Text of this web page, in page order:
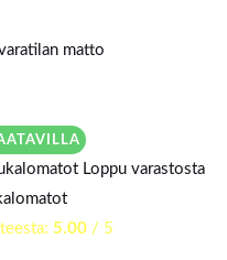
matto
Loppu varastosta
5.00/ 5